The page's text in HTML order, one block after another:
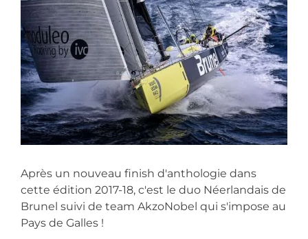
Image
Après un nouveau finish d'anthologie dans
cette édition 2017-18, c'est le duo Néerlandais de
Brunel suivi de team AkzoNobel qui s'impose au
Pays de Galles !